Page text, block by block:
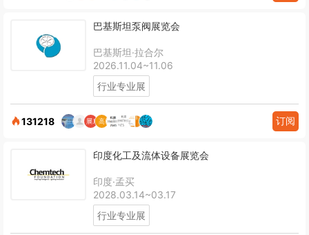
巴基斯坦泵阀展览会
巴基斯坦·拉合尔
2026.11.04~11.06
行业专业展
131218 订阅
印度化工及流体设备展览会
印度·孟买
2028.03.14~03.17
行业专业展